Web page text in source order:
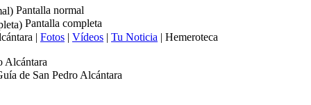
Pantalla normal
Pantalla completa
| Fotos | Vídeos | Tu Noticia | Hemeroteca
Alcántara
de San Pedro Alcántara